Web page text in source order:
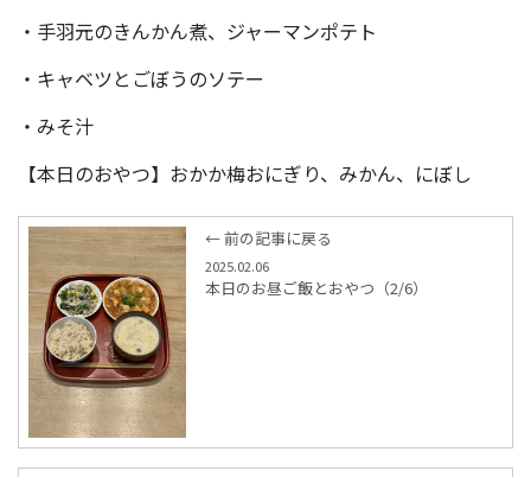
・手羽元のきんかん煮、ジャーマンポテト
・キャベツとごぼうのソテー
・みそ汁
【本日のおやつ】おかか梅おにぎり、みかん、にぼし
← 前の記事に戻る
2025.02.06
本日のお昼ご飯とおやつ（2/6）